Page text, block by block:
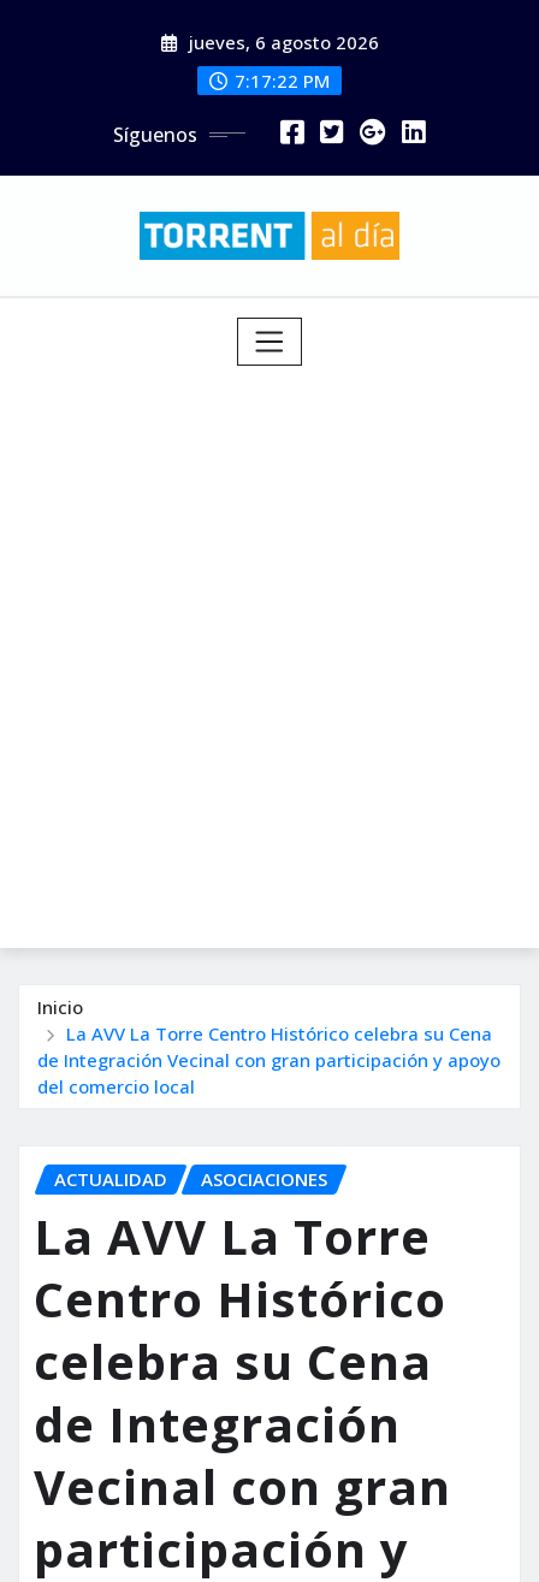
jueves, 6 agosto 2026
7:17:24 PM
Síguenos
Inicio
La AVV La Torre Centro Histórico celebra su Cena
de Integración Vecinal con gran participación y apoyo
del comercio local
ACTUALIDAD ASOCIACIONES
La AVV La Torre
Centro Histórico
celebra su Cena
de Integración
Vecinal con gran
participación y